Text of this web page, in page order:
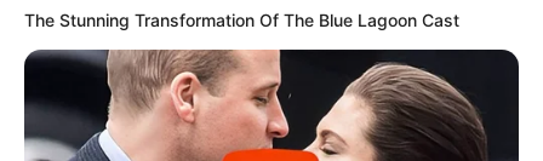
The Stunning Transformation Of The Blue Lagoon Cast